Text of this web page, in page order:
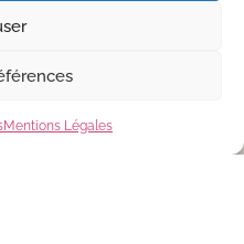
Mentions Légales